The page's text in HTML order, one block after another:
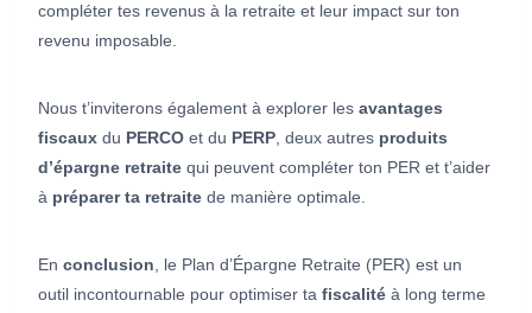
compléter tes revenus à la retraite et leur impact sur ton
revenu imposable.
Nous t’inviterons également à explorer les avantages
fiscaux du PERCO et du PERP , deux autres produits
d’épargne retraite qui peuvent compléter ton PER et t’aider
à préparer ta retraite de manière optimale.
En conclusion , le Plan d’Épargne Retraite (PER) est un
outil incontournable pour optimiser ta fiscalité à long terme